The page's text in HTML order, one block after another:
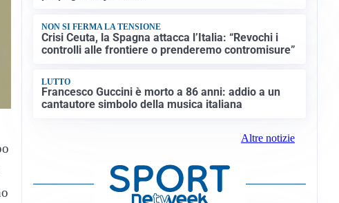
NON SI FERMA LA TENSIONE
Crisi Ceuta, la Spagna attacca l’Italia: “Revochi i
controlli alle frontiere o prenderemo contromisure”
LUTTO
Francesco Guccini è morto a 86 anni: addio a un
cantautore simbolo della musica italiana
Altre notizie